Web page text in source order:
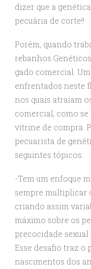
dizer que a
pecuária de corte!!
Porém, quando
rebanhos
gado comercial.
enfrentados neste
nos quais atraiam
comercial, como se
vitrine de compra.
pecuarista de
seguintes tópicos:
-Tem um enfoque
sempre multiplicar
criando assim
máximo sobre os
precocidade
Esse desafio traz o
nascimentos dos